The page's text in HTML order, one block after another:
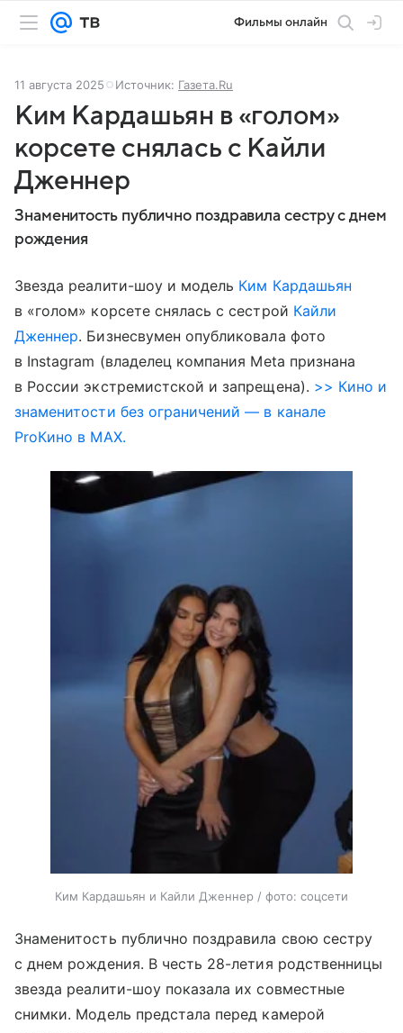
Фильмы онлайн
11 августа 2025 Источник: Газета.Ru
Ким Кардашьян в «голом»
корсете снялась с Кайли
Дженнер
Знаменитость публично поздравила сестру с днем
рождения
Звезда реалити-шоу и модель Ким Кардашьян
в «голом» корсете снялась с сестрой Кайли
Дженнер. Бизнесвумен опубликовала фото
в Instagram (владелец компания Meta признана
в России экстремистской и запрещена). >> Кино и
знаменитости без ограничений — в канале
ProКино в MAX.
Ким Кардашьян и Кайли Дженнер / фото: соцсети
Знаменитость публично поздравила свою сестру
с днем рождения. В честь 28-летия родственницы
звезда реалити-шоу показала их совместные
снимки. Модель предстала перед камерой